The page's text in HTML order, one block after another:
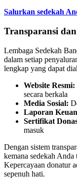
Salurkan sedekah
Transparansi
Lembaga Sedekah
dalam setiap
lengkap yang dapat
Website Resmi:
secara berkala
Media Sosial:
Laporan
Sertifikat
masuk
Dengan sistem
kemana sedekah
Kepercayaan donatur
sepenuh hati.